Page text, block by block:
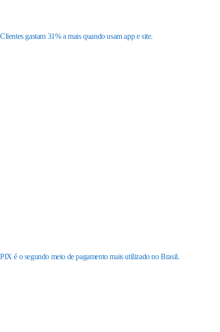
Clientes gastam 31% a mais quando usam app e site.
PIX é o segundo meio de pagamento mais utilizado no Brasil.